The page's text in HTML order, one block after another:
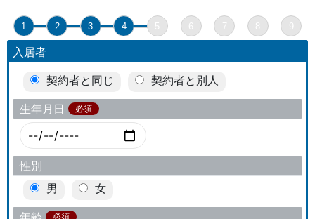
1 2 3 4 5 6 7 8 9
入居者
契約者と同じ
契約者と別人
生年月日 必須
性別
男
女
必須